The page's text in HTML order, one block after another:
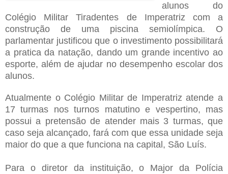
alunos do
Colégio Militar Tiradentes de Imperatriz com a
construção de uma piscina semiolímpica. O
parlamentar justificou que o investimento possibilitará
a pratica da natação, dando um grande incentivo ao
esporte, além de ajudar no desempenho escolar dos
alunos.
Atualmente o Colégio Militar de Imperatriz atende a
17 turmas nos turnos matutino e vespertino, mas
possui a pretensão de atender mais 3 turmas, que
caso seja alcançado, fará com que essa unidade seja
maior do que a que funciona na capital, São Luís.
Para o diretor da instituição, o Major da Polícia